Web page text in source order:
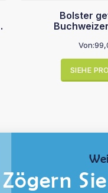
Bolster
Von:
SIEHE
Zögern